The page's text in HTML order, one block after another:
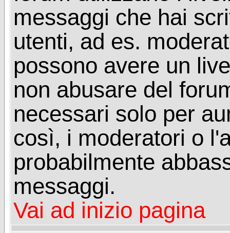
messaggi che hai
utenti, ad es.
possono avere un
non abusare del
necessari solo per
così, i moderatori o
probabilmente
messaggi.
Vai ad inizio pagina